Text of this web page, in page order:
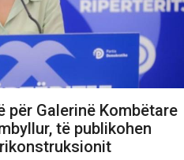
për Galerinë Kombëtare
të publikohen